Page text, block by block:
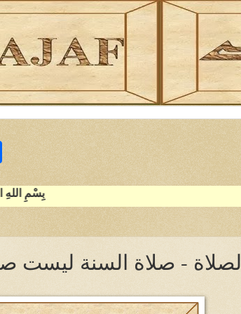
بِسْمِ اللهِ الرَّحْمنِ الرَّحِيمِ { والْعَصْرِ (1) إِنَّ الإِنسَانَ لَفِي خُسْرٍ (2) إِلاَّ الَّذِينَ آمَنُوا وَعَمِلُوا الصَّالِحَاتِ وَتَوَاصَوْا بِالْحَقِّ وَتَوَاصَوْا بِالصَّبْرِ (3)
- صلاة السنة ليست